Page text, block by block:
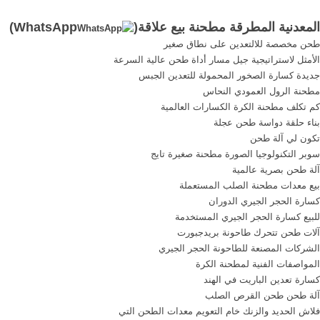
المملكة المتحدة . الكرة
المملكة المتحدة طحن مطحنة
جملة . (بدون محرك) 9fq-320
المطرقة مطحنة/الذرة
والخشب الفحم كسارة/
طاحونة. us 330.00 / قطعة .
المعدنية المطرقة مطحنة بيع علاقة( WhatsApp
)
طحن مخصصة للالتعدين على نطاق صغير
الأمثل لاستراتيجية جيل مسار أداة طحن عالية السرعة
جديدة كسارة الصخور المحمولة للتعدين الجبس
مطحنة الرول العمودي النحاس
كم تكلف مطحنة الكرة الكسارات العالمية
بناء حلقة دواسة طحن عجلة
تكون لي آلة طحن
سوبر التكنولوجيا الصورة مطحنة صغيرة تايج
آلة طحن بصرية عالمية
بيع معدات مطحنة الصلب المستعملة
كسارة الحجر الجيري الدوران
للبيع كسارة الحجر الجيري المستخدمة
آلات طحن تتحرك طاحونة بريدجبورت
الشركات المصنعة للطاحونة الحجر الجيري
المواصفات الفنية لمطحنة الكرة
كسارة تعدين الباريت في الهند
آلة طحن طحن القرص الصلب
فلاش الحديد والزنك خام التعويم معدات الطحن التي